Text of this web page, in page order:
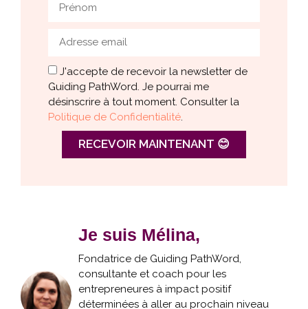
J'accepte de recevoir la newsletter de
Guiding PathWord. Je pourrai me
désinscrire à tout moment. Consulter la
Politique de Confidentialité
RECEVOIR MAINTENANT 😊
Je suis Mélina,
Fondatrice de Guiding PathWord,
consultante et coach pour les
entrepreneures à impact positif
déterminées à aller au prochain niveau